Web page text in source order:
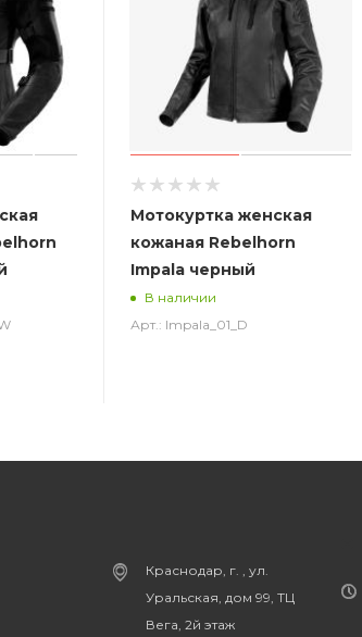
Мотокуртка женская
кожаная Rebelhorn
Impala черный
В наличии
Арт.: Impala_01_D
Краснодар, г. , ул.
Уральская, дом 99, ТЦ
Вега, 2й этаж